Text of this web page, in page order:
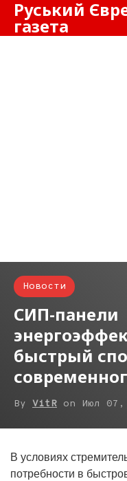
Руський
газета
Новости
СИП-панели
быстрый
By VitR on Июл 07,
В условиях
потребности в